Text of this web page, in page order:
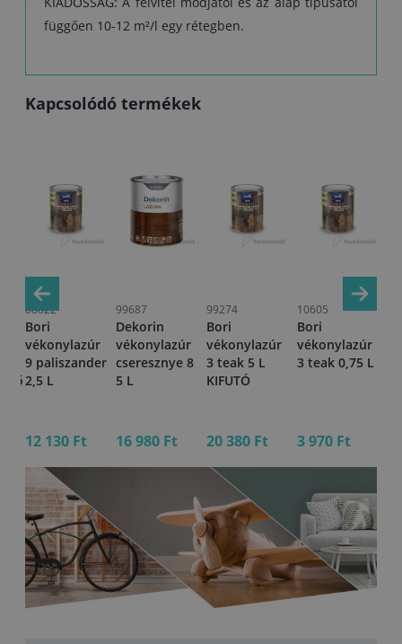
függően 10-12 m²/l egy rétegben.
Kapcsolódó termékek
08822
Bori
vékonylazúr
9 paliszander
2,5 L
12 130 Ft
99687
Dekorin
vékonylazúr
cseresznye 8
5 L
16 980 Ft
99274
Bori
vékonylazúr
3 teak 5 L
KIFUTÓ
20 380 Ft
10605
Bori
vékonylazúr
3 teak 0,75 L
3 970 Ft